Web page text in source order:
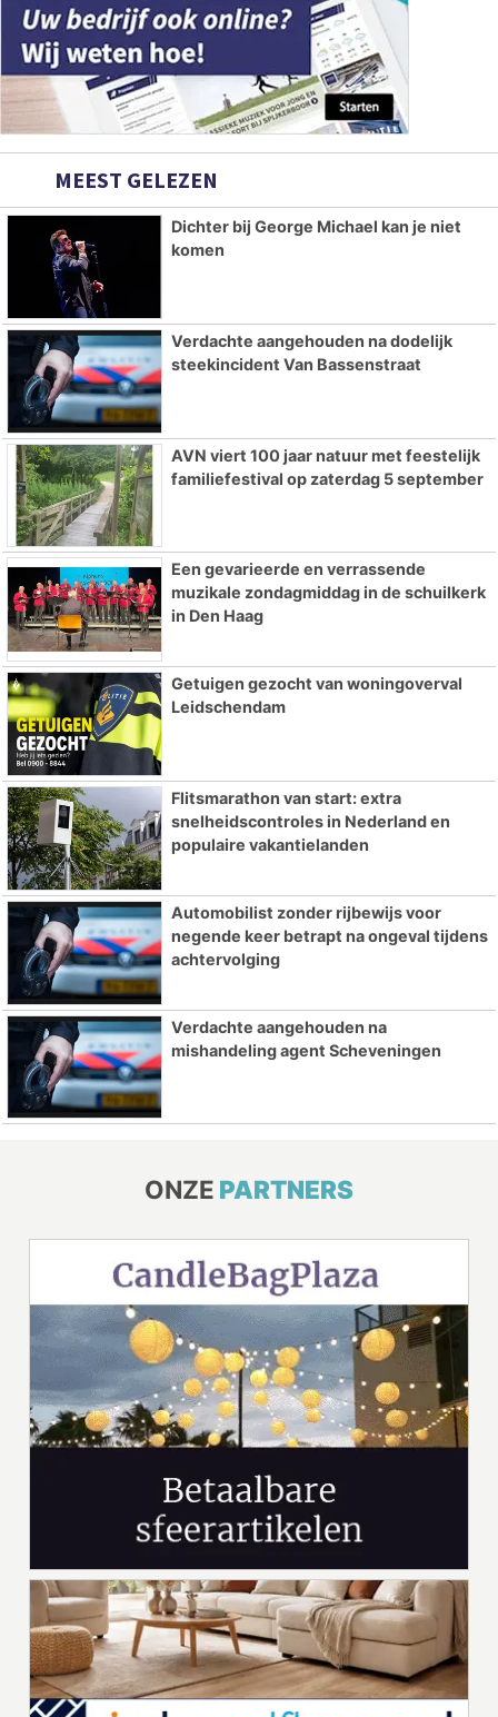
MEEST GELEZEN
Dichter bij George Michael kan je niet
komen
Verdachte aangehouden na dodelijk
steekincident Van Bassenstraat
AVN viert 100 jaar natuur met feestelijk
familiefestival op zaterdag 5 september
Een gevarieerde en verrassende
muzikale zondagmiddag in de schuilkerk
in Den Haag
Getuigen gezocht van woningoverval
Leidschendam
Flitsmarathon van start: extra
snelheidscontroles in Nederland en
populaire vakantielanden
Automobilist zonder rijbewijs voor
negende keer betrapt na ongeval tijdens
achtervolging
Verdachte aangehouden na
mishandeling agent Scheveningen
ONZE PARTNERS